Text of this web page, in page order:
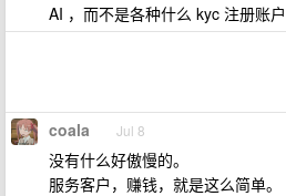
AI ，而不是各种什么 kyc 注册账
coala Jul 8
没有什么好傲慢的。
服务客户，赚钱，就是这么简单。